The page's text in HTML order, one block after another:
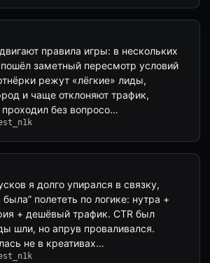
правила игры: в нескольких
пошёл заметный пересмотр условий
режут «лёгкие» лиды,
и чаще отклоняют трафик,
без вопросо…
я долго упирался в связку,
полететь по логике: нутра +
+ дешёвый трафик. CTR был
шли, но апрув проваливался.
не в креативах…